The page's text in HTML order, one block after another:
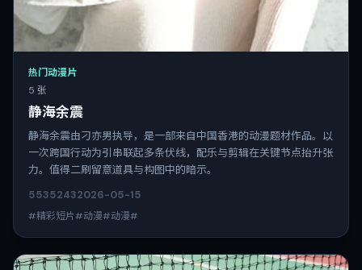
热门动漫片
5 张
静海余震
静海余震由刁亦男执导，是一部来自中国香港的动漫题材作品。以
一次跨国行动为引串联起多条伏线，配乐与剪辑在关键节点抬升张
力。值得二刷留意道具与构图中的暗示。
55352432026-05-15
#精彩短片#动漫#动漫#